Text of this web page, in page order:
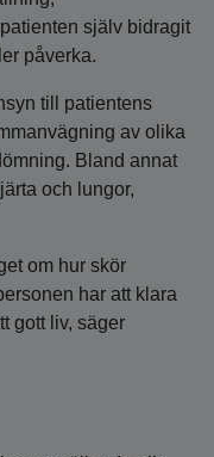
själv bidragit
påverka.
till patientens
av olika
Bland annat
och lungor,
om hur skör
har att klara
gott liv, säger